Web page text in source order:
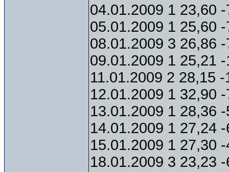
04.01.2009 1 23,60
05.01.2009 1 25,60
08.01.2009 3 26,86
09.01.2009 1 25,21 -
11.01.2009 2 28,15
12.01.2009 1 32,90
13.01.2009 1 28,36
14.01.2009 1 27,24
15.01.2009 1 27,30
18.01.2009 3 23,23